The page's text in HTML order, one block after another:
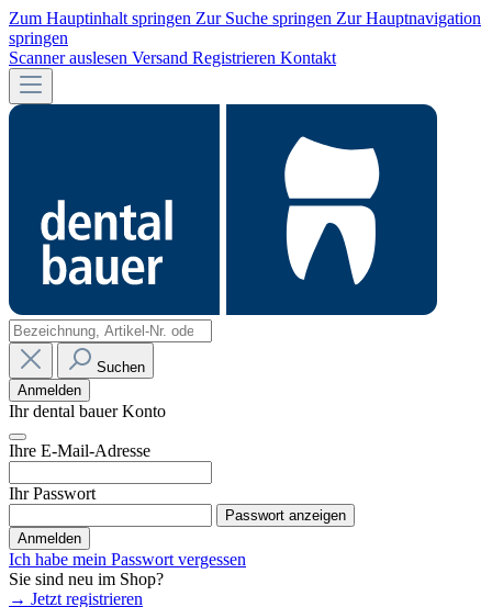
Zum Hauptinhalt springen Zur Suche springen Zur Hauptnavigation
springen
Scanner auslesen Versand Registrieren Kontakt
Suchen
Anmelden
Ihr dental bauer Konto
Ihre E-Mail-Adresse
Ihr Passwort
Passwort anzeigen
Anmelden
Ich habe mein Passwort vergessen
Sie sind neu im Shop?
→ Jetzt registrieren